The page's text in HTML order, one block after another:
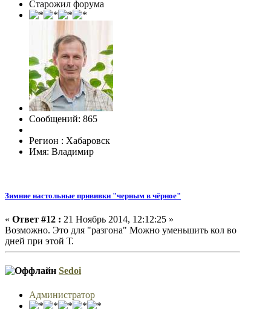
Старожил форума
Сообщений: 865
Регион : Хабаровск
Имя: Владимир
Зимние настольные прививки "черным в чёрное"
« Ответ #12 : 21 Ноябрь 2014, 12:12:25 »
Возможно. Это для "разгона" Можно уменьшить кол во
дней при этой Т.
Sedoi
Администратор